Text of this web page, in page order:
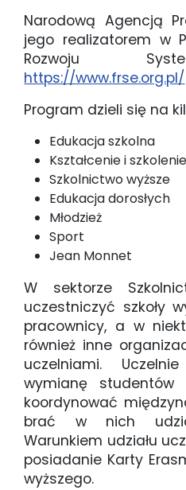
Narodową Agencją
jego realizatorem w
Rozwoju
https://www.frse.org.pl/
Program dzieli się na
Edukacja szkolna
Kształcenie i
Szkolnictwo wyższe
Edukacja dorosłych
Młodzież
Sport
Jean Monnet
W sektorze
uczestniczyć szkoły
pracownicy, a w
również inne
uczelniami.
wymianę studentów
koordynować
brać w nich
Warunkiem udziału
posiadanie Karty
wyższego.